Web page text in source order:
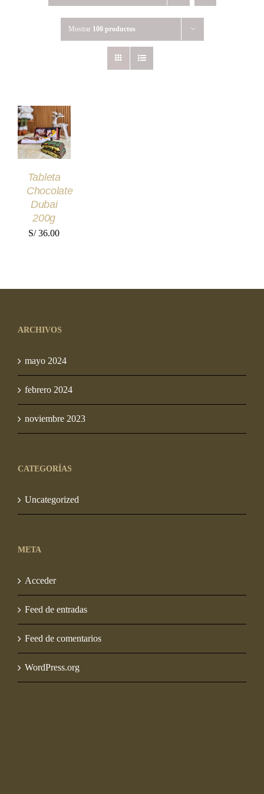
Mostrar 100 productos
AÑADIR
CARRITO
/
DETALLES
Tableta
Chocolate
Dubai
200g
S/36.00
ARCHIVOS
mayo 2024
febrero 2024
noviembre 2023
CATEGORÍAS
Uncategorized
META
Acceder
Feed de entradas
Feed de comentarios
WordPress.org